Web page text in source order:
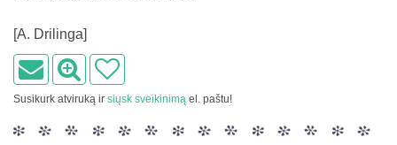
[A. Drilinga]
Susikurk atviruką ir siųsk sveikinimą el. paštu!